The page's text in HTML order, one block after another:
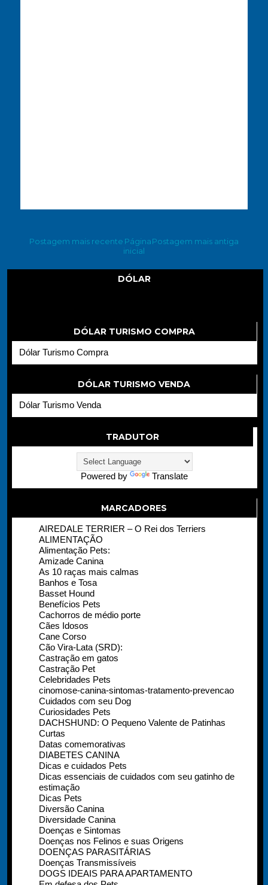
Postagem mais recente Postagem mais antiga
Página
inicial
DÓLAR
DÓLAR TURISMO COMPRA
Dólar Turismo Compra
DÓLAR TURISMO VENDA
Dólar Turismo Venda
TRADUTOR
Powered by Translate
MARCADORES
AIREDALE TERRIER – O Rei dos Terriers
ALIMENTAÇÃO
Alimentação Pets:
Amizade Canina
As 10 raças mais calmas
Banhos e Tosa
Basset Hound
Benefícios Pets
Cachorros de médio porte
Cães Idosos
Cane Corso
Cão Vira-Lata (SRD):
Castração em gatos
Castração Pet
Celebridades Pets
cinomose-canina-sintomas-tratamento-prevencao
Cuidados com seu Dog
Curiosidades Pets
DACHSHUND: O Pequeno Valente de Patinhas
Curtas
Datas comemorativas
DIABETES CANINA
Dicas e cuidados Pets
Dicas essenciais de cuidados com seu gatinho de
estimação
Dicas Pets
Diversão Canina
Diversidade Canina
Doenças e Sintomas
Doenças nos Felinos e suas Origens
DOENÇAS PARASITÁRIAS
Doenças Transmissíveis
DOGS IDEAIS PARA APARTAMENTO